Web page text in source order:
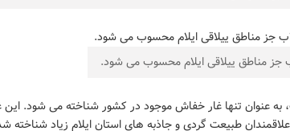
جز مناطق ییلاقی ایلام محسوب می شود.